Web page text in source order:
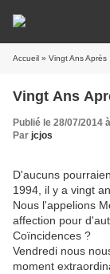
Accueil » Vingt Ans Après !
Vingt Ans
Publié le 28/07/2014
Par jcjos
D'aucuns
1994, il y a vingt
Nous l'appelions
affection pour
Coïncidences ?
Vendredi nous
moment